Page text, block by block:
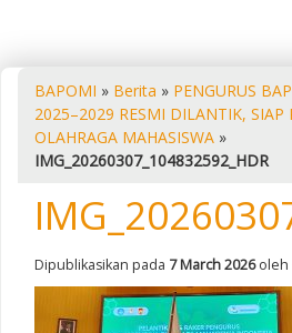
BAPOMI » Berita » PENGURUS
2025–2029 RESMI DILANTIK, SIAP
OLAHRAGA MAHASISWA »
IMG_20260307_104832592_HDR
Dipublikasikan pada 7 March 2026oleh